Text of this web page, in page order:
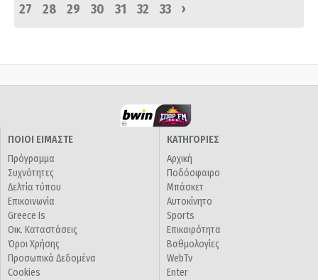
27
28 29 30 31 32 33 ›
ΠΟΙΟΙ ΕΙΜΑΣΤΕ
Πρόγραμμα
Συχνότητες
Δελτία τύπου
Επικοινωνία
Greece Is
Οικ. Καταστάσεις
Όροι Χρήσης
Προσωπικά Δεδομένα
Cookies
ΚΑΤΗΓΟΡΙΕΣ
Αρχική
Ποδόσφαιρο
Μπάσκετ
Αυτοκίνητο
Sports
Επικαιρότητα
Βαθμολογίες
WebTv
Enter